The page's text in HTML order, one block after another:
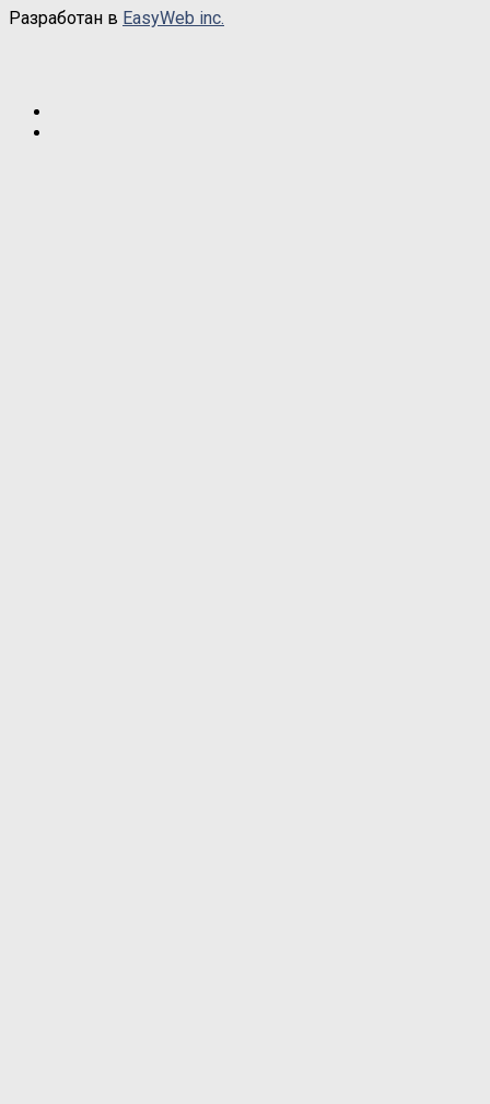
Разработан в EasyWeb inc.